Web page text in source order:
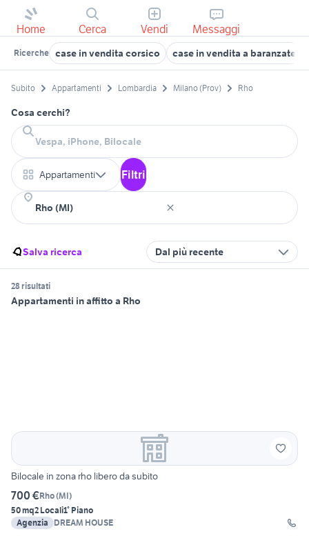
Home Cerca Vendi Messaggi
Ricerche case in vendita corsico case in vendita a baranzate
Subito Appartamenti Lombardia Milano (Prov) Rho
Cosa cerchi?
Appartamenti Filtri
Salva ricerca Dal più recente
28 risultati
Appartamenti in affitto a Rho
Bilocale in zona rho libero da subito
700 €Rho(MI)
50 mq2 Locali1° Piano
Agenzia
DREAM HOUSE